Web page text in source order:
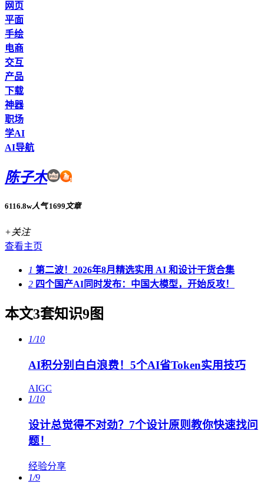
网页
平面
手绘
电商
交互
产品
下载
神器
职场
学AI
AI导航
陈子木
6116.8w人气 1699 文章
+关注
查看主页
1 第二波！2026年8月精选实用 AI 和设计干货合集
2 四个国产AI同时发布：中国大模型，开始反攻！
本文3套知识9图
1/10
AI积分别白白浪费！5个AI省Token实用技巧
AIGC
1/10
设计总觉得不对劲？7个设计原则教你快速找问
题！
经验分享
1/9